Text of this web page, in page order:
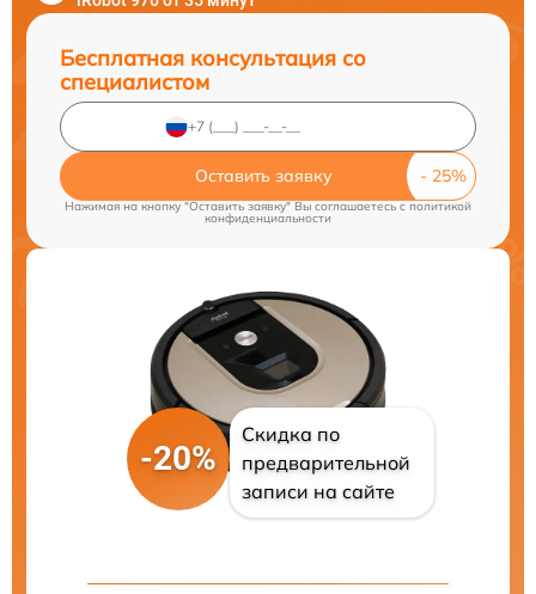
Бесплатная консультация со
специалистом
Оставить заявку
Нажимая на кнопку "Оставить заявку" Вы соглашаетесь cполитикой
конфиденциальности
-20%
Скидка по
предварительной
записи на сайте